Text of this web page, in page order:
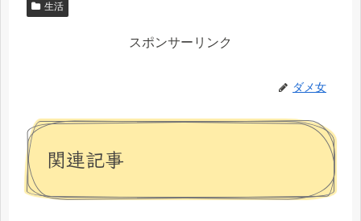
生活
スポンサーリンク
ダメ女
関連記事